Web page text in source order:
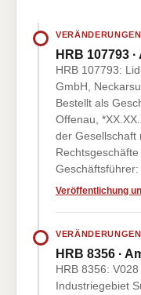
VERÄNDERUNGEN
HRB 107793
HRB 107793:
GmbH,
Bestellt als
Offenau,
der Gesellschaft
Geschäftsführer:
Veröffentlichung
VERÄNDERUNGEN
HRB 8356 ·
HRB 8356:
Industriegebiet